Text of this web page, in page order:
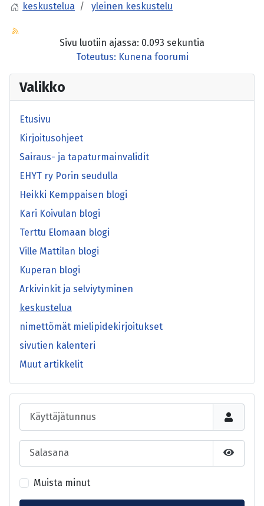
keskustelua yleinen keskustelu
Sivu luotiin ajassa: 0.093 sekuntia
Toteutus: Kunena foorumi
Valikko
Etusivu
Kirjoitusohjeet
Sairaus- ja tapaturmainvalidit
EHYT ry Porin seudulla
Heikki Kemppaisen blogi
Kari Koivulan blogi
Terttu Elomaan blogi
Ville Mattilan blogi
Kuperan blogi
Arkivinkit ja selviytyminen
keskustelua
nimettömät mielipidekirjoitukset
sivutien kalenteri
Muut artikkelit
Käyttäjätunnus
Salasana
Näytä
Muista minut